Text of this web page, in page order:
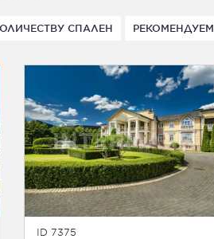
СПАЛЕН РЕКОМЕНДУЕМ
ID 7375